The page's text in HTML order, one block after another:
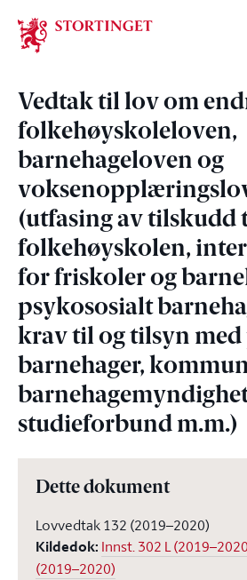
Stortinget.no
Vedtak til lov om
folkehøyskoleloven,
barnehageloven og
(utfasing av
folkehøyskolen,
for friskoler og
psykososialt
krav til og tilsyn
barnehager,
studieforbund m.m.)
Dette dokument
Lovvedtak 132 (2019–2020)
Kildedok: Innst. 302 L
(2019–2020)